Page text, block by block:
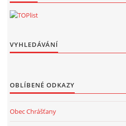
VYHLEDÁVÁNÍ
OBLÍBENÉ ODKAZY
Obec Chrášťany